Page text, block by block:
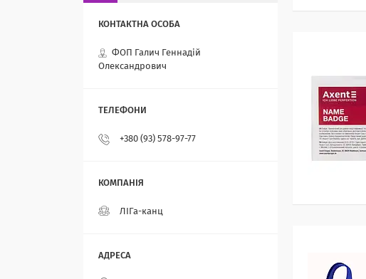
ФОП Галич Геннадій
Олександрович
+380 (93) 578-97-77
ЛІГа-канц